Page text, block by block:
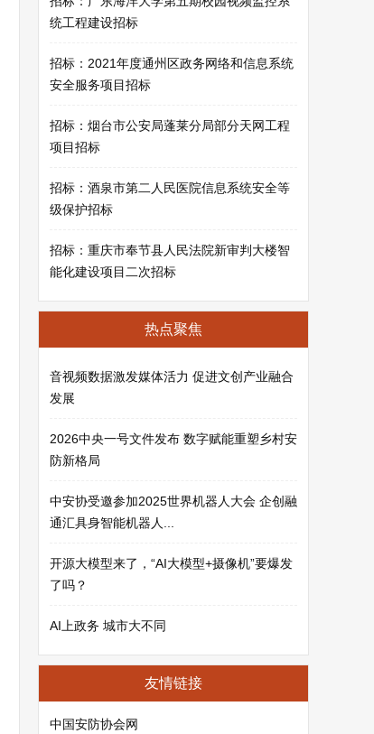
统工程建设招标
招标：2021年度通州区政务网络和信息系统
安全服务项目招标
招标：烟台市公安局蓬莱分局部分天网工程
项目招标
招标：酒泉市第二人民医院信息系统安全等
级保护招标
招标：重庆市奉节县人民法院新审判大楼智
能化建设项目二次招标
热点聚焦
音视频数据激发媒体活力 促进文创产业融合
发展
2026中央一号文件发布 数字赋能重塑乡村安
防新格局
中安协受邀参加2025世界机器人大会 企创融
通汇具身智能机器人...
开源大模型来了，“AI大模型+摄像机”要爆发
了吗？
AI上政务 城市大不同
友情链接
中国安防协会网